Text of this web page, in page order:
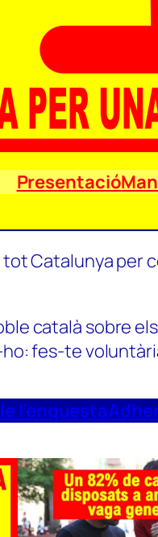
Presentació
Catalunya per
català sobre
ho: fes-te
l’enquesta